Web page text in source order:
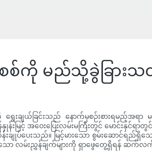
စစ်ကို မည်သို့ခွဲခြား
ချယ်ခြင်းသည် နောက်မှစဉ်းစားရမည့်အရာ
းမြင့် အဝေးပြေးလမ်းမကြီးတွင် မောင်းနှင်ရာ
သည်။ မြင့်မားသော စွမ်းဆောင်ရည်ရှိသော
ာ လမ်းညွှန်ချက်များကို ရှာဖွေတွေ့ရှိရန် ဆက်လ